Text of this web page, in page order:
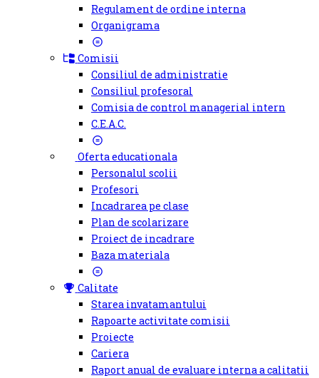
Regulament de ordine interna
Organigrama
Comisii
Consiliul de administratie
Consiliul profesoral
Comisia de control managerial intern
C.E.A.C.
Oferta educationala
Personalul scolii
Profesori
Incadrarea pe clase
Plan de scolarizare
Proiect de incadrare
Baza materiala
Calitate
Starea invatamantului
Rapoarte activitate comisii
Proiecte
Cariera
Raport anual de evaluare interna a calitatii